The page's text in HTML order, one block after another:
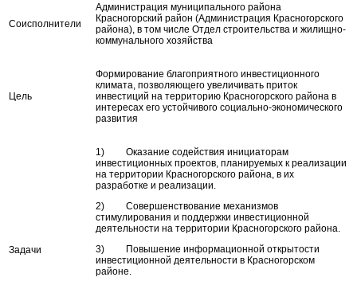
Соисполнители
Администрация муниципального района
Красногорский район (Администрация Красногорского
района), в том числе Отдел строительства и жилищно-
коммунального хозяйства
Цель
Формирование благоприятного инвестиционного
климата, позволяющего увеличивать приток
инвестиций на территорию Красногорского района в
интересах его устойчивого социально-экономического
развития
Задачи
1) Оказание содействия инициаторам
инвестиционных проектов, планируемых к реализации
на территории Красногорского района, в их
разработке и реализации.
2) Совершенствование механизмов
стимулирования и поддержки инвестиционной
деятельности на территории Красногорского района.
3) Повышение информационной открытости
инвестиционной деятельности в Красногорском
районе.